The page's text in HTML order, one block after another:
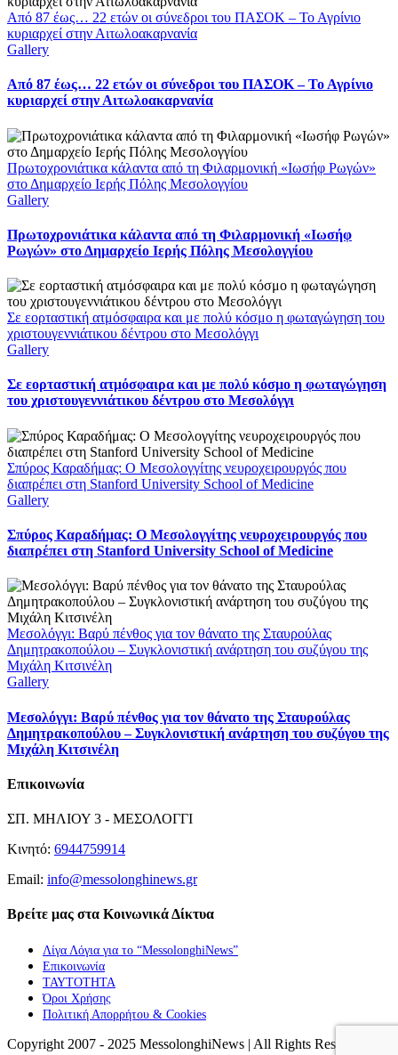
Από 87 έως… 22 ετών οι σύνεδροι του ΠΑΣΟΚ – Το Αγρίνιο
κυριαρχεί στην Αιτωλοακαρνανία
Gallery
Από 87 έως… 22 ετών οι σύνεδροι του ΠΑΣΟΚ – Το Αγρίνιο
κυριαρχεί στην Αιτωλοακαρνανία
Πρωτοχρονιάτικα κάλαντα από τη Φιλαρμονική «Ιωσήφ Ρωγών»
στο Δημαρχείο Ιερής Πόλης Μεσολογγίου
Gallery
Πρωτοχρονιάτικα κάλαντα από τη Φιλαρμονική «Ιωσήφ
Ρωγών» στο Δημαρχείο Ιερής Πόλης Μεσολογγίου
Σε εορταστική ατμόσφαιρα και με πολύ κόσμο η φωταγώγηση του
χριστουγεννιάτικου δέντρου στο Μεσολόγγι
Gallery
Σε εορταστική ατμόσφαιρα και με πολύ κόσμο η φωταγώγηση
του χριστουγεννιάτικου δέντρου στο Μεσολόγγι
Σπύρος Καραδήμας: Ο Μεσολογγίτης νευροχειρουργός που
διαπρέπει στη Stanford University School of Medicine
Gallery
Σπύρος Καραδήμας: Ο Μεσολογγίτης νευροχειρουργός που
διαπρέπει στη Stanford University School of Medicine
Μεσολόγγι: Βαρύ πένθος για τον θάνατο της Σταυρούλας
Δημητρακοπούλου – Συγκλονιστική ανάρτηση του συζύγου της
Μιχάλη Κιτσινέλη
Gallery
Μεσολόγγι: Βαρύ πένθος για τον θάνατο της Σταυρούλας
Δημητρακοπούλου – Συγκλονιστική ανάρτηση του συζύγου της
Μιχάλη Κιτσινέλη
Επικοινωνία
ΣΠ. ΜΗΛΙΟΥ 3 - ΜΕΣΟΛΟΓΓΙ
Κινητό: 6944759914
Email: info@messolonghinews.gr
Βρείτε μας στα Κοινωνικά Δίκτυα
Λίγα Λόγια για το “MessolonghiNews”
Επικοινωνία
ΤΑΥΤΟΤΗΤΑ
Όροι Χρήσης
Πολιτική Απορρήτου & Cookies
Copyright 2007 - 2025 MessolonghiNews | All Rights Reserved |